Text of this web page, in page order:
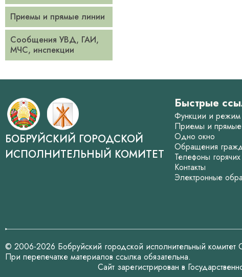
Приемы и прямые линии
Сообщения УВД, ГАИ,
МЧС, инспекции
БОБРУЙСКИЙ ГОРОДСКОЙ
ИСПОЛНИТЕЛЬНЫЙ КОМИТЕТ
Быстрые
Функции и режим
Приемы и
Одно окно
Обращения
Телефоны
Контакты
Электронные
© 2006-2026 Бобруйский городской исполнительный комитет
При перепечатке материалов ссылка обязательна.
Сайт зарегистрирован в